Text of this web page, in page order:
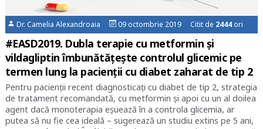
Dr. Camelia Alexandroaia 09 octombrie 2019 Citit de 2444 ori
#EASD2019. Dubla terapie cu metformin și
vildagliptin îmbunătățește controlul glicemic pe
termen lung la pacienții cu diabet zaharat de tip 2
Pentru pacienţii recent diagnosticaţi cu diabet de tip 2, strategia
de tratament recomandată, cu metformin și apoi cu un al doilea
agent dacă monoterapia eşuează în a controla glicemia, ar
putea să nu fie cea ideală – sugerează un studiu extins pe 5 ani,